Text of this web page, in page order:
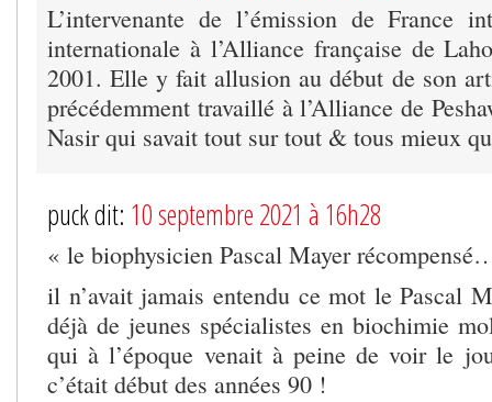
L’intervenante de l’émission de France
internationale à l’Alliance française de
2001. Elle y fait allusion au début de son
précédemment travaillé à l’Alliance de
Nasir qui savait tout sur tout & tous mieux
puck dit: 10 septembre 2021 à 16h28
« le biophysicien Pascal Mayer
il n’avait jamais entendu ce mot le Pascal
déjà de jeunes spécialistes en biochimie
qui à l’époque venait à peine de voir le
c’était début des années 90 !